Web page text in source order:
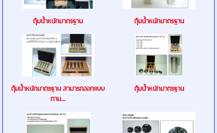
ตุ้มน้ำหนักมาตรฐาน ตุ้มน้ำหนักมาตรฐาน
ตุ้มน้ำหนักมาตรฐาน สามารถออกเเบบ
ตาม...
ตุ้มน้ำหนักมาตรฐาน